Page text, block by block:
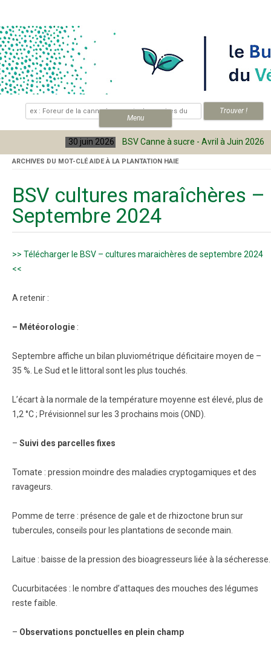
Menu
.
BSV Canne à sucre - Avril à Juin 2026
ARCHIVES DU MOT-CLÉAIDE À LA PLANTATION HAIE
BSV cultures maraîchères –
Septembre 2024
>> Télécharger le BSV – cultures maraichères de septembre 2024
<<
A retenir :
– Météorologie :
Septembre affiche un bilan pluviométrique déficitaire moyen de –
35 %. Le Sud et le littoral sont les plus touchés.
L’écart à la normale de la température moyenne est élevé, plus de
1,2 °C ; Prévisionnel sur les 3 prochains mois (OND).
– Suivi des parcelles fixes
Tomate : pression moindre des maladies cryptogamiques et des
ravageurs.
Pomme de terre : présence de gale et de rhizoctone brun sur
tubercules, conseils pour les plantations de seconde main.
Laitue : baisse de la pression des bioagresseurs liée à la sécheresse.
Cucurbitacées : le nombre d’attaques des mouches des légumes
reste faible.
– Observations ponctuelles en plein champ